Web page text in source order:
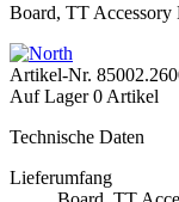
Board, TT
Artikel-Nr.
Auf Lager 0 Artikel
Technische Daten
Lieferumfang